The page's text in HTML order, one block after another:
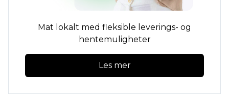
Mat lokalt med fleksible leverings- og
hentemuligheter
Les mer